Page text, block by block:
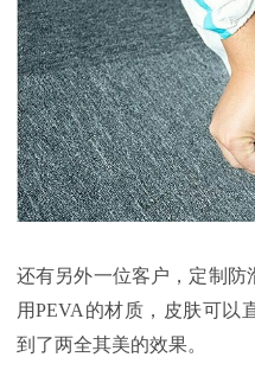
还有另外一位客户，定制防
用PEVA的材质，皮肤可以
到了两全其美的效果。